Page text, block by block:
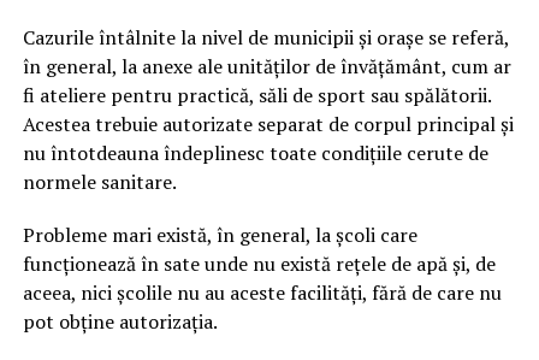
Cazurile întâlnite la nivel de municipii și orașe se referă,
în general, la anexe ale unităților de învățământ, cum ar
fi ateliere pentru practică, săli de sport sau spălătorii.
Acestea trebuie autorizate separat de corpul principal și
nu întotdeauna îndeplinesc toate condițiile cerute de
normele sanitare.
Probleme mari există, în general, la școli care
funcționează în sate unde nu există rețele de apă și, de
aceea, nici școlile nu au aceste facilități, fără de care nu
pot obține autorizația.